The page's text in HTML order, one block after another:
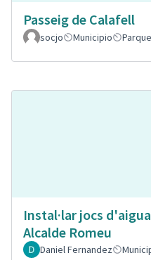
Passeig de Calafell
socjo
Municipio
Instal·lar jocs
Alcalde Romeu
Daniel Fernandez